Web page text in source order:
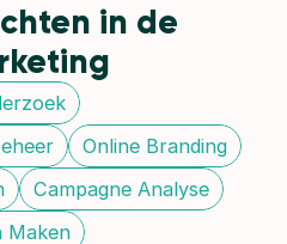
in de
Online Branding
Campagne Analyse
Maken